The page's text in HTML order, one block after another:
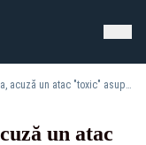
Șefa ICCJ, Lia Savonea, acuză un atac "toxic" asupra Justiției, cu scopul de a o controla - VIDEO
un atac